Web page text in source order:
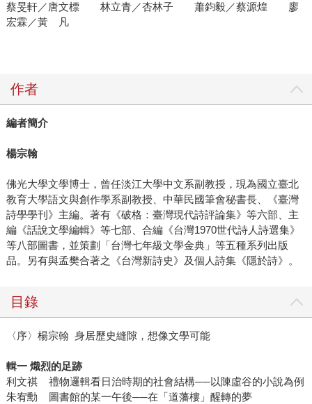
蔡旻軒／唐文標 林立青／杏林子 蕭鈞毅／蔡源煌 廖
宏霖／黃 凡
作者
編者簡介
楊宗翰
佛光大學文學博士，曾任淡江大學中文系副教授，現為國立臺北
教育大學語文與創作學系副教授、中華民國筆會秘書長、《臺灣
詩學學刊》主編。著有《破格：臺灣現代詩評論集》等六部、主
編《話說文學編輯》等七部、合編《台灣1970世代詩人詩選集》
等八部圖書，並策劃「台灣七年級文學金典」等五種系列出版
品。另有與孟樊合著之《台灣新詩史》及個人詩集《隱於詩》。
目錄
〈序〉楊宗翰 身居歷史縫隙，想像文學可能
輯一 熾烈的足跡
利文祺 禮物邏輯看日治時期的社會結構──以陳虛谷的小說為例
朱宥勳 圖書館的某一午後──在「道藩樓」醒轉的夢